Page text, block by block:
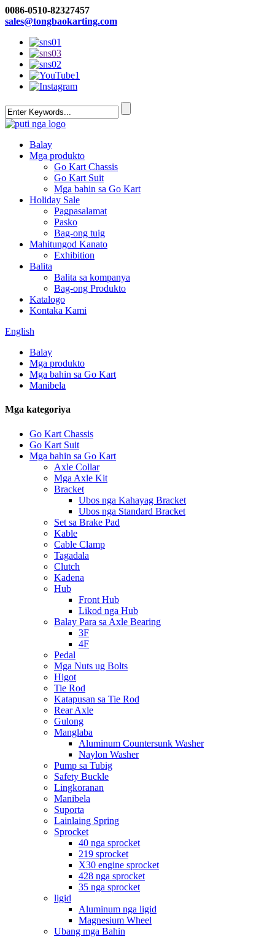
0086-0510-82327457
sales@tongbaokarting.com
Balay
Mga produkto
Go Kart Chassis
Go Kart Suit
Mga bahin sa Go Kart
Holiday Sale
Pagpasalamat
Pasko
Bag-ong tuig
Mahitungod Kanato
Exhibition
Balita
Balita sa kompanya
Bag-ong Produkto
Katalogo
Kontaka Kami
English
Balay
Mga produkto
Mga bahin sa Go Kart
Manibela
Mga kategoriya
Go Kart Chassis
Go Kart Suit
Mga bahin sa Go Kart
Axle Collar
Mga Axle Kit
Bracket
Ubos nga Kahayag Bracket
Ubos nga Standard Bracket
Set sa Brake Pad
Kable
Cable Clamp
Tagadala
Clutch
Kadena
Hub
Front Hub
Likod nga Hub
Balay Para sa Axle Bearing
3F
4F
Pedal
Mga Nuts ug Bolts
Higot
Tie Rod
Katapusan sa Tie Rod
Rear Axle
Gulong
Manglaba
Aluminum Countersunk Washer
Naylon Washer
Pump sa Tubig
Safety Buckle
Lingkoranan
Manibela
Suporta
Lainlaing Spring
Sprocket
40 nga sprocket
219 sprocket
X30 engine sprocket
428 nga sprocket
35 nga sprocket
ligid
Aluminum nga ligid
Magnesium Wheel
Ubang mga Bahin